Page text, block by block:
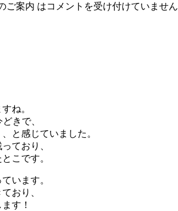
ご案内 はコメントを受け付けていません
ね。
きで、
と感じていました。
ており、
こです。
います。
おり、
す！